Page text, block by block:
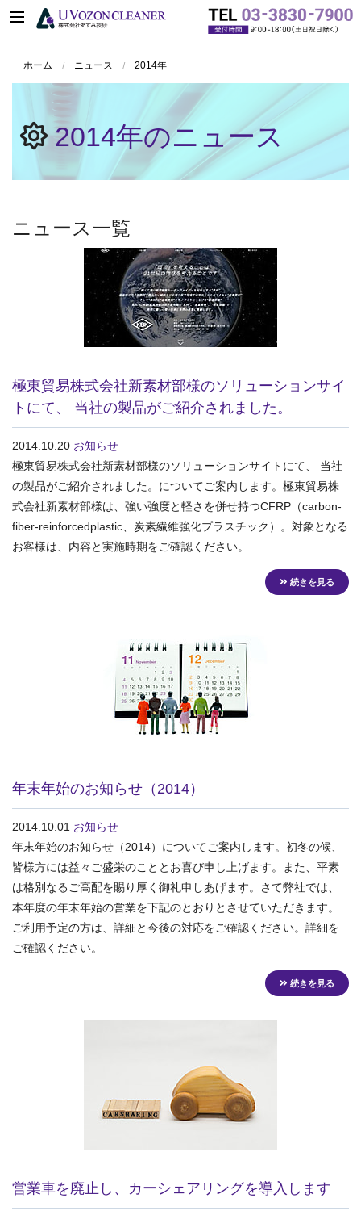
ホーム ニュース 2014年
2014年のニュース
ニュース一覧
極東貿易株式会社新素材部様のソリューションサイ
トにて、 当社の製品がご紹介されました。
2014.10.20 お知らせ
極東貿易株式会社新素材部様のソリューションサイトにて、 当社
の製品がご紹介されました。についてご案内します。極東貿易株
式会社新素材部様は、強い強度と軽さを併せ持つCFRP（carbon-
fiber-reinforcedplastic、炭素繊維強化プラスチック）。対象となる
お客様は、内容と実施時期をご確認ください。
続きを見る
年末年始のお知らせ（2014）
2014.10.01 お知らせ
年末年始のお知らせ（2014）についてご案内します。初冬の候、
皆様方には益々ご盛栄のこととお喜び申し上げます。また、平素
は格別なるご高配を賜り厚く御礼申しあげます。さて弊社では、
本年度の年末年始の営業を下記のとおりとさせていただきます。
ご利用予定の方は、詳細と今後の対応をご確認ください。詳細を
ご確認ください。
続きを見る
営業車を廃止し、カーシェアリングを導入します